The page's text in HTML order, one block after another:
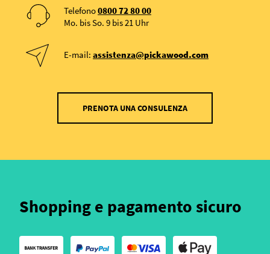
Telefono0800 72 80 00
Mo. bis So. 9 bis 21 Uhr
E-mail: assistenza@pickawood.com
PRENOTA UNA CONSULENZA
Shopping e pagamento sicuro